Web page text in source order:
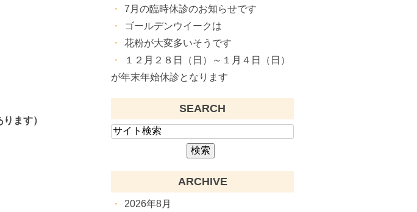
インフルエンザ治療
花粉症でお悩みの方へ
ます）
7月の臨時休診のお知らせです
ゴールデンウイークは
花粉が大変多いそうです
１２月２８日（日）～１月４日（日）
が年末年始休診となります
SEARCH
ARCHIVE
2026年8月